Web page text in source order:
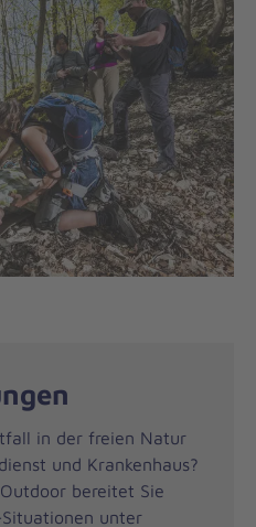
in der freien Natur
und Krankenhaus?
bereitet Sie
unter